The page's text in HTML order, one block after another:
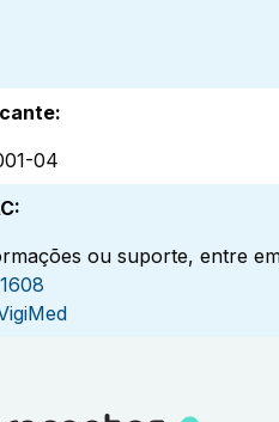
:
04
:
ou suporte, entre